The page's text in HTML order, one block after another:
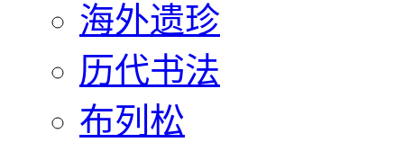
海外遗珍
历代书法
布列松